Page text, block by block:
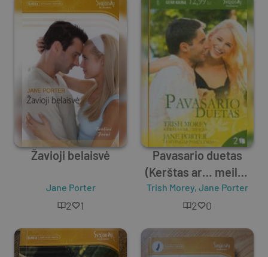
Žavioji belaisvė
Jane Porter
2 1
Pavasario duetas
(Kerštas ar… meilė?
+ Lemtingas
pasiūlymas)
Trish Morey, Jane Porter
2 0